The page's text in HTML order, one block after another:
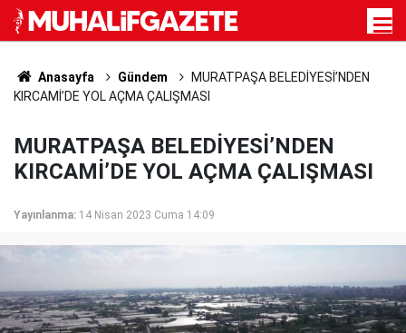
Anasayfa Gündem
MURATPAŞA BELEDİYESİ’NDEN
KIRCAMİ’DE YOL AÇMA ÇALIŞMASI
MURATPAŞA BELEDİYESİ’NDEN
KIRCAMİ’DE YOL AÇMA ÇALIŞMASI
Yayınlanma: 14 Nisan 2023 Cuma 14:09